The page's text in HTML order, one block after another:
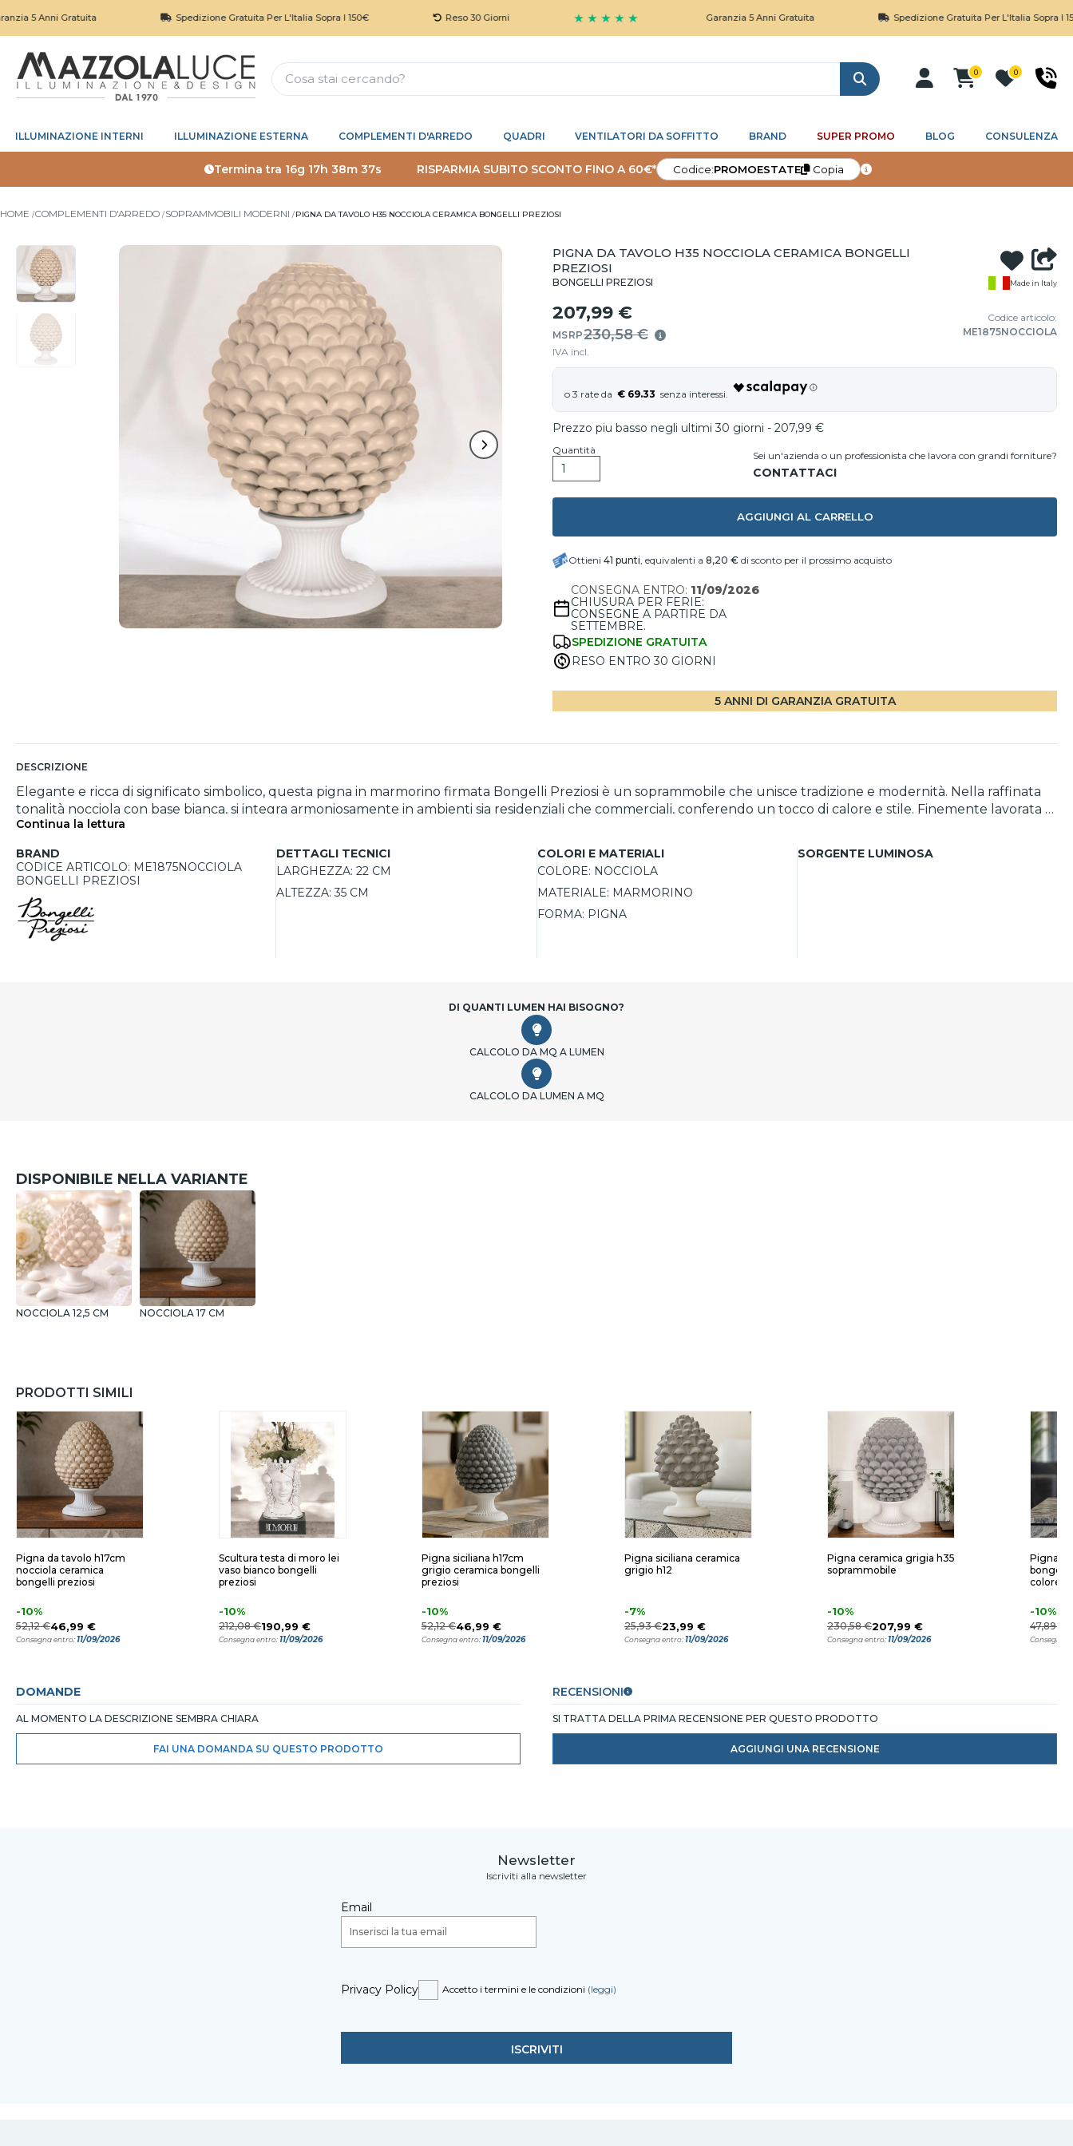
Gratuita Spedizione Gratuita Per L'Italia Sopra I 150€ Reso 30 Giorni ★ ★ ★ ★ ★ Garanzia 5 Anni Gratuita Spedizione Gratuita Per L'Italia Sopra I 150€
Cerca
0 0
ILLUMINAZIONE INTERNI ILLUMINAZIONE ESTERNA COMPLEMENTI D'ARREDO QUADRI VENTILATORI DA SOFFITTO BRAND SUPER PROMO BLOG CONSULENZA
Termina tra 16g 17h 38m 36s RISPARMIA SUBITO SCONTO FINO A 60€* Codice:PROMOESTATE Copia
HOME COMPLEMENTI D'ARREDO SOPRAMMOBILI MODERNI PIGNA DA TAVOLO H35 NOCCIOLA CERAMICA BONGELLI PREZIOSI
PIGNA DA TAVOLO H35 NOCCIOLA CERAMICA BONGELLI
PREZIOSI
BONGELLI PREZIOSI Made in Italy
207,99 €
MSRP230,58 €
IVA incl.
Codice articolo:
ME1875NOCCIOLA
€ 69.33
Prezzo piu basso negli ultimi 30 giorni - 207,99 €
Quantità Sei un'azienda o un professionista che lavora con grandi forniture?
AGGIUNGI AL CARRELLO
Ottieni 41 punti, equivalenti a 8,20 € di sconto per il prossimo acquisto
CONSEGNA ENTRO: 11/09/2026
CHIUSURA PER FERIE:
CONSEGNE A PARTIRE DA
SETTEMBRE.
SPEDIZIONE GRATUITA
RESO ENTRO 30 GIORNI
5 ANNI DI GARANZIA GRATUITA
DESCRIZIONE
Elegante e ricca di significato simbolico, questa pigna in marmorino firmata Bongelli Preziosi è un soprammobile che unisce tradizione e modernità. Nella raffinata
tonalità nocciola con base bianca, si integra armoniosamente in ambienti sia residenziali che commerciali, conferendo un tocco di calore e stile. Finemente lavorata e
interamente realizzata in Italia, rappresenta l’eccellenza dell’artigianato locale e un simbolo di buon auspicio, fortuna e prosperità.
Continua la lettura
BRAND
CODICE ARTICOLO: ME1875NOCCIOLA
BONGELLI PREZIOSI
DETTAGLI TECNICI
LARGHEZZA: 22 CM
ALTEZZA: 35 CM
COLORI E MATERIALI
COLORE: NOCCIOLA
MATERIALE: MARMORINO
FORMA: PIGNA
SORGENTE LUMINOSA
DI QUANTI LUMEN HAI BISOGNO?
CALCOLO DA MQ A LUMEN
CALCOLO DA LUMEN A MQ
DISPONIBILE NELLA VARIANTE
NOCCIOLA 12,5 CM NOCCIOLA 17 CM
PRODOTTI SIMILI
Pigna da tavolo h17cm
nocciola ceramica
bongelli preziosi
-10%
52,12 €46,99 €
Consegna entro:11/09/2026
Scultura testa di moro lei
vaso bianco bongelli
preziosi
-10%
212,08 €190,99 €
Consegna entro:11/09/2026
Pigna siciliana h17cm
grigio ceramica bongelli
preziosi
-10%
52,12 €46,99 €
Consegna entro:11/09/2026
Pigna siciliana ceramica
grigio h12
-7%
25,93 €23,99 €
Consegna entro:11/09/2026
Pigna ceramica grigia h35
soprammobile
-10%
230,58 €207,99 €
Consegna entro:11/09/2026
Pigna
bongelli
colore
-10%
47,89 €
Consegna
DOMANDE
AL MOMENTO LA DESCRIZIONE SEMBRA CHIARA
FAI UNA DOMANDA SU QUESTO PRODOTTO
RECENSIONI
SI TRATTA DELLA PRIMA RECENSIONE PER QUESTO PRODOTTO
AGGIUNGI UNA RECENSIONE
Newsletter
Iscriviti alla newsletter
Email
Privacy Policy Accetto i termini e le condizioni (leggi)